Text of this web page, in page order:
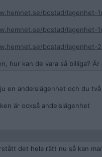
bostad/lagenhet-
bostad/lagenhet-
bostad/lagenhet-
hur kan de vara så billiga?
en andelslägenhet och du
är också andelslägenhet
det hela rätt nu så kan